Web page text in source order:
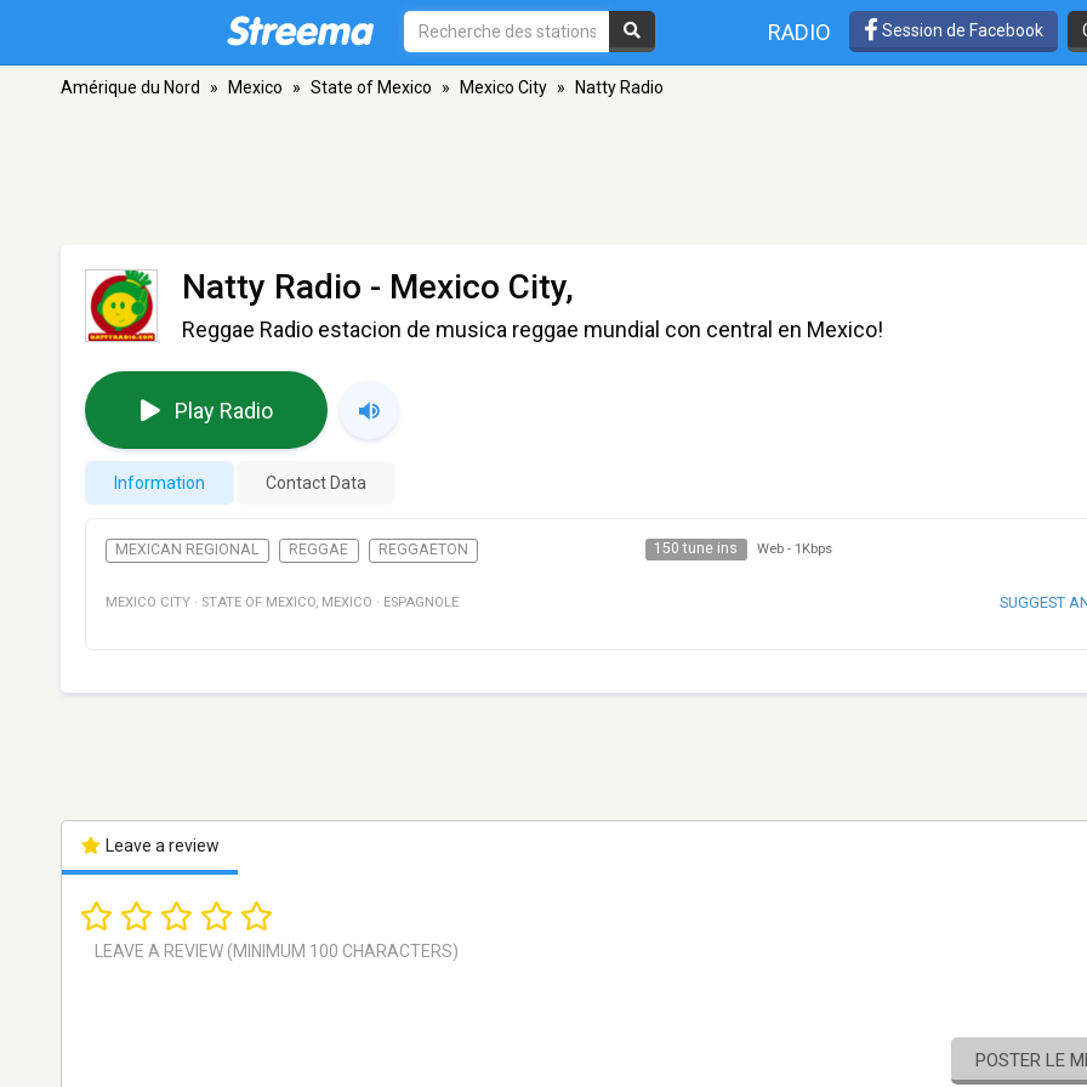
RADIO Session de Facebook
Amérique du Nord » Mexico » State of Mexico » Mexico City » Natty Radio
Natty Radio - Mexico City,
Reggae Radio estacion de musica reggae mundial con central en Mexico!
Play Radio
Information Contact Data
MEXICAN REGIONAL REGGAE REGGAETON 150 tune ins Web - 1Kbps
MEXICO CITY · STATE OF MEXICO, MEXICO · ESPAGNOLE SUGGEST
Leave a review
POSTER LE